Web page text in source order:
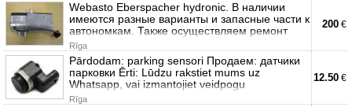
Webasto Eberspacher hydronic. В наличии
имеются разные варианты и запасные части к
автономкам. Также осуществляем ремонт
Rīga
200 €
Pārdodam: parking sensori Продаем: датчики
парковки Ērti: Lūdzu rakstiet mums uz
Whatsapp, vai izmantojiet veidpogu
Rīga
12.50 €